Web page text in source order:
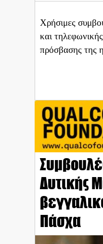
Χρήσιμες
και
πρόσβασης της
Δυτικής
Πάσχα